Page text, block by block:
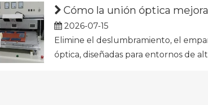
Cómo la unión óptica mejora
2026-07-15
Elimine el deslumbramiento, el
óptica, diseñadas para entornos de